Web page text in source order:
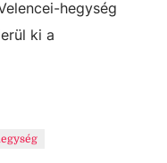
hegység
ki a